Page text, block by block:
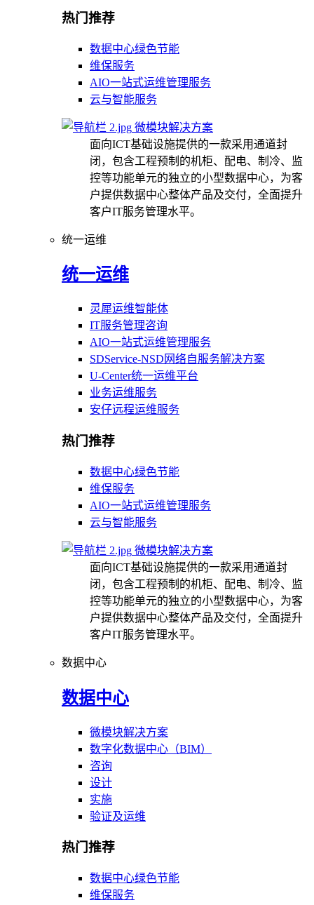
热门推荐
数据中心绿色节能
维保服务
AIO一站式运维管理服务
云与智能服务
微模块解决方案
面向ICT基础设施提供的一款采用通道封
闭，包含工程预制的机柜、配电、制冷、监
控等功能单元的独立的小型数据中心，为客
户提供数据中心整体产品及交付，全面提升
客户IT服务管理水平。
统一运维
统一运维
灵犀运维智能体
IT服务管理咨询
AIO一站式运维管理服务
SDService-NSD网络自服务解决方案
U-Center统一运维平台
业务运维服务
安仔远程运维服务
热门推荐
数据中心绿色节能
维保服务
AIO一站式运维管理服务
云与智能服务
微模块解决方案
面向ICT基础设施提供的一款采用通道封
闭，包含工程预制的机柜、配电、制冷、监
控等功能单元的独立的小型数据中心，为客
户提供数据中心整体产品及交付，全面提升
客户IT服务管理水平。
数据中心
数据中心
微模块解决方案
数字化数据中心（BIM）
咨询
设计
实施
验证及运维
热门推荐
数据中心绿色节能
维保服务